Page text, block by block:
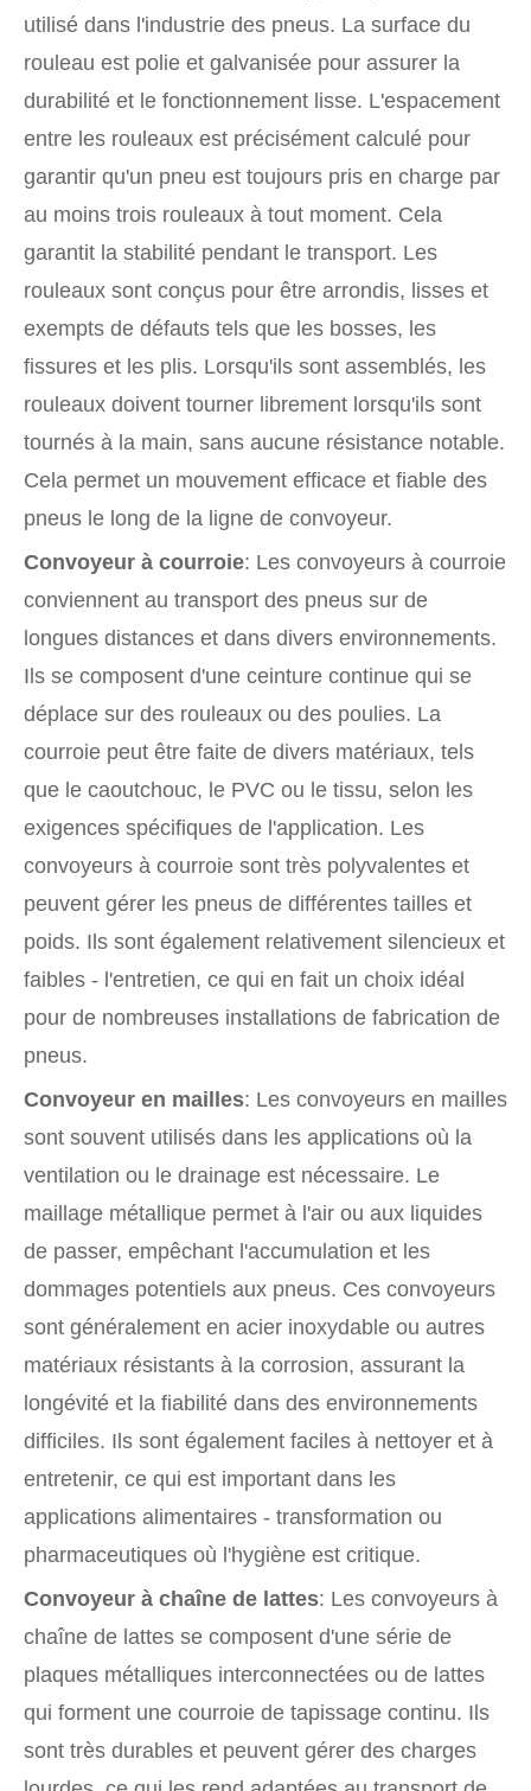
utilisé dans l'industrie des pneus. La surface du
rouleau est polie et galvanisée pour assurer la
durabilité et le fonctionnement lisse. L'espacement
entre les rouleaux est précisément calculé pour
garantir qu'un pneu est toujours pris en charge par
au moins trois rouleaux à tout moment. Cela
garantit la stabilité pendant le transport. Les
rouleaux sont conçus pour être arrondis, lisses et
exempts de défauts tels que les bosses, les
fissures et les plis. Lorsqu'ils sont assemblés, les
rouleaux doivent tourner librement lorsqu'ils sont
tournés à la main, sans aucune résistance notable.
Cela permet un mouvement efficace et fiable des
pneus le long de la ligne de convoyeur.
Convoyeur à courroie: Les convoyeurs à courroie
conviennent au transport des pneus sur de
longues distances et dans divers environnements.
Ils se composent d'une ceinture continue qui se
déplace sur des rouleaux ou des poulies. La
courroie peut être faite de divers matériaux, tels
que le caoutchouc, le PVC ou le tissu, selon les
exigences spécifiques de l'application. Les
convoyeurs à courroie sont très polyvalentes et
peuvent gérer les pneus de différentes tailles et
poids. Ils sont également relativement silencieux et
faibles - l'entretien, ce qui en fait un choix idéal
pour de nombreuses installations de fabrication de
pneus.
Convoyeur en mailles: Les convoyeurs en mailles
sont souvent utilisés dans les applications où la
ventilation ou le drainage est nécessaire. Le
maillage métallique permet à l'air ou aux liquides
de passer, empêchant l'accumulation et les
dommages potentiels aux pneus. Ces convoyeurs
sont généralement en acier inoxydable ou autres
matériaux résistants à la corrosion, assurant la
longévité et la fiabilité dans des environnements
difficiles. Ils sont également faciles à nettoyer et à
entretenir, ce qui est important dans les
applications alimentaires - transformation ou
pharmaceutiques où l'hygiène est critique.
Convoyeur à chaîne de lattes: Les convoyeurs à
chaîne de lattes se composent d'une série de
plaques métalliques interconnectées ou de lattes
qui forment une courroie de tapissage continu. Ils
sont très durables et peuvent gérer des charges